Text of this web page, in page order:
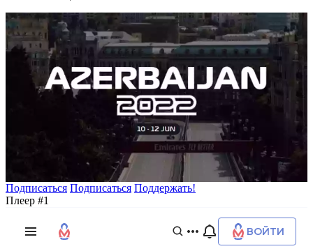
Подписаться Подписаться Поддержать!
Плеер #1